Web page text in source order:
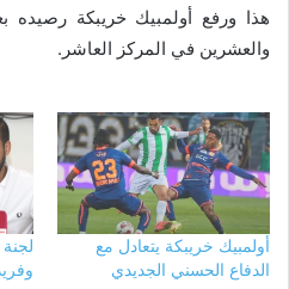
هذا ورفع أولمبيك خريبكة رصيده
والعشرين في المركز العاشر.
أولمبيك خريبكة يتعادل مع
الدفاع الحسني الجديدي